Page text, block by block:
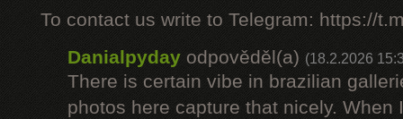
To contact us write to Telegram: https://
Danialpyday odpověděl(a) (18.2.2026
There is certain vibe in brazilian
photos here capture that nicely. When